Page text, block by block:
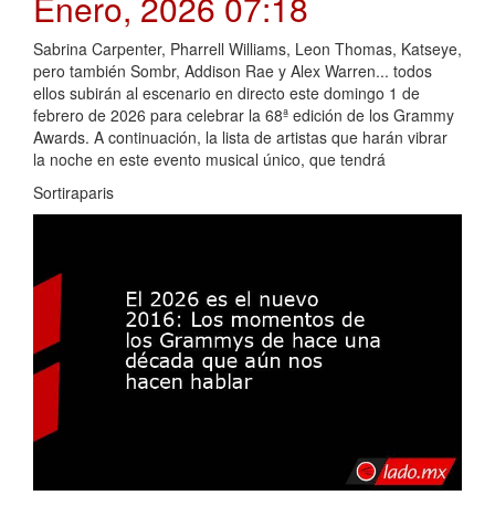
Sabrina Carpenter, Pharrell Williams, Leon Thomas, Katseye,
pero también Sombr, Addison Rae y Alex Warren... todos
ellos subirán al escenario en directo este domingo 1 de
febrero de 2026 para celebrar la 68ª edición de los Grammy
Awards. A continuación, la lista de artistas que harán vibrar
la noche en este evento musical único, que tendrá
Sortiraparis